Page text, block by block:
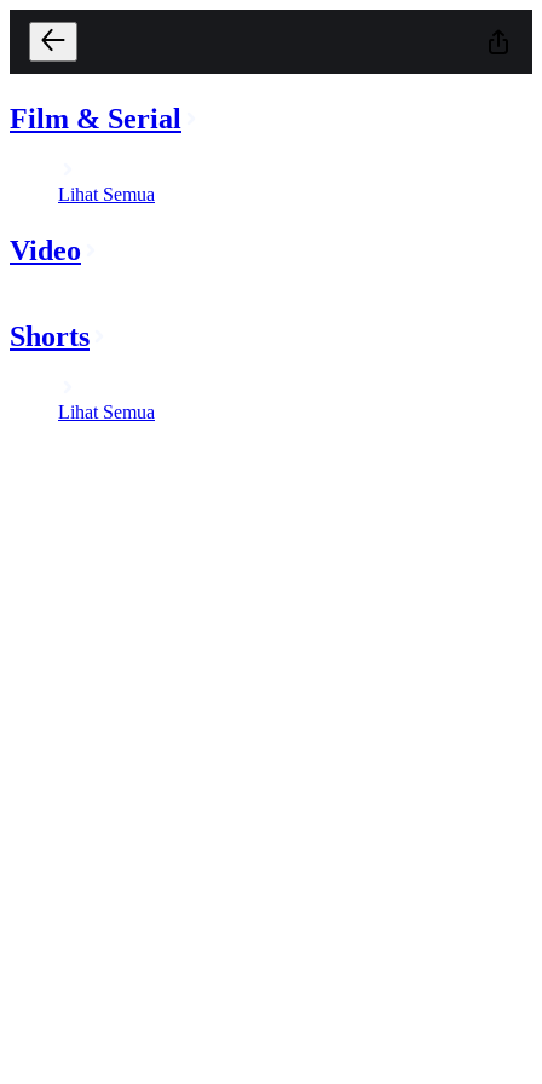
Film & Serial
Lihat Semua
Video
Shorts
Lihat Semua